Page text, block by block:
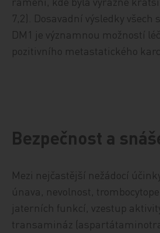
7,2). Dosavadní výsledky
DM1 je významnou možností
pozitivního metastatického
Bezpečnost a
Mezi nejčastější nežádocí
únava, nevolnost,
jaterních funkcí, vzestup
transamináz